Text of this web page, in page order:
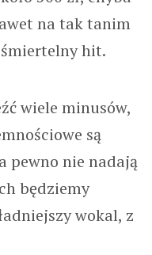
na tak tanim
hit.
wiele minusów,
są
pewno nie nadają
będziemy
wokal, z